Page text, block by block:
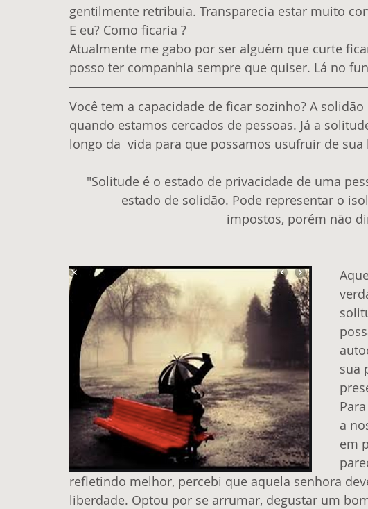
gentilmente retribuia. Transparecia estar muito
E eu? Como ficaria ?
Atualmente me gabo por ser alguém que curte
posso ter companhia sempre que quiser. Lá no
Você tem a capacidade de ficar sozinho? A
quando estamos cercados de pessoas. Já a
longo da  vida para que possamos usufruir de
"Solitude é o estado de privacidade de uma
estado de solidão. Pode representar o
impostos, porém não
sua
a
em
refletindo melhor, percebi que aquela senhora
liberdade. Optou por se arrumar, degustar um